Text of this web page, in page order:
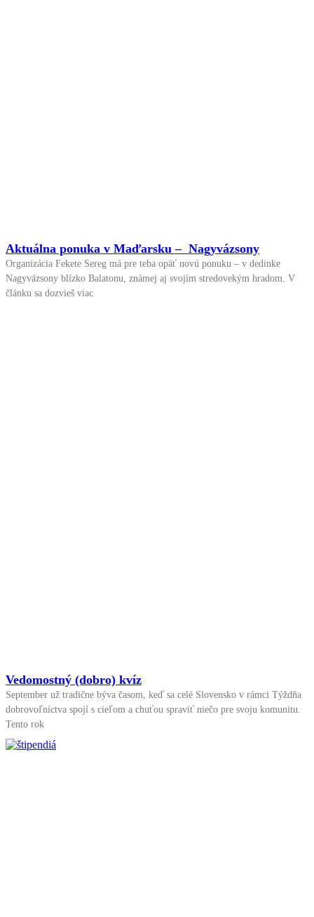
Aktuálna ponuka v Maďarsku – Nagyvázsony
Organizácia Fekete Sereg má pre teba opäť novú ponuku – v dedinke
Nagyvázsony blízko Balatonu, známej aj svojím stredovekým hradom. V
článku sa dozvieš viac
Vedomostný (dobro) kvíz
September už tradične býva časom, keď sa celé Slovensko v rámci Týždňa
dobrovoľníctva spojí s cieľom a chuťou spraviť niečo pre svoju komunitu.
Tento rok